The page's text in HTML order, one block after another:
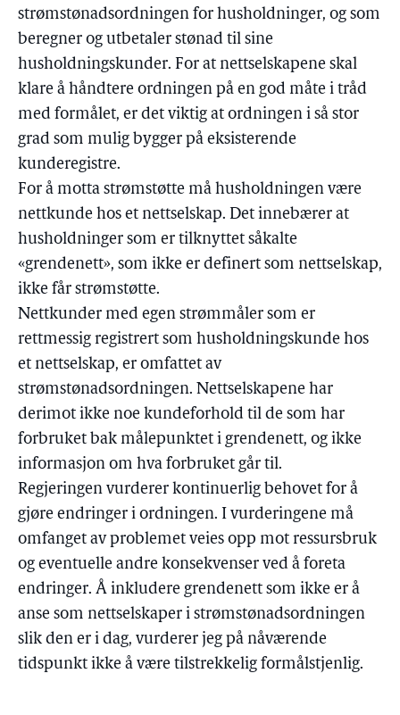
strømstønadsordningen for husholdninger, og som
beregner og utbetaler stønad til sine
husholdningskunder. For at nettselskapene skal
klare å håndtere ordningen på en god måte i tråd
med formålet, er det viktig at ordningen i så stor
grad som mulig bygger på eksisterende
kunderegistre.
For å motta strømstøtte må husholdningen være
nettkunde hos et nettselskap. Det innebærer at
husholdninger som er tilknyttet såkalte
«grendenett», som ikke er definert som nettselskap,
ikke får strømstøtte.
Nettkunder med egen strømmåler som er
rettmessig registrert som husholdningskunde hos
et nettselskap, er omfattet av
strømstønadsordningen. Nettselskapene har
derimot ikke noe kundeforhold til de som har
forbruket bak målepunktet i grendenett, og ikke
informasjon om hva forbruket går til.
Regjeringen vurderer kontinuerlig behovet for å
gjøre endringer i ordningen. I vurderingene må
omfanget av problemet veies opp mot ressursbruk
og eventuelle andre konsekvenser ved å foreta
endringer. Å inkludere grendenett som ikke er å
anse som nettselskaper i strømstønadsordningen
slik den er i dag, vurderer jeg på nåværende
tidspunkt ikke å være tilstrekkelig formålstjenlig.